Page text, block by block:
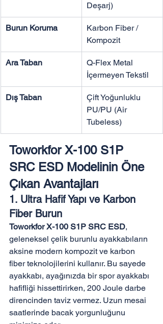
Deşarj)
Burun Koruma
Karbon Fiber /
Kompozit
Ara Taban
Q-Flex Metal
İçermeyen Tekstil
Dış Taban
Çift Yoğunluklu
PU/PU (Air
Tubeless)
Toworkfor X-100 S1P
SRC ESD Modelinin Öne
Çıkan Avantajları
1. Ultra Hafif Yapı ve Karbon
Fiber Burun
Toworkfor X-100 S1P SRC ESD,
geleneksel çelik burunlu ayakkabıların
aksine modern kompozit ve karbon
fiber teknolojilerini kullanır. Bu sayede
ayakkabı, ayağınızda bir spor ayakkabı
hafifliği hissettirirken, 200 Joule darbe
direncinden taviz vermez. Uzun mesai
saatlerinde bacak yorgunluğunu